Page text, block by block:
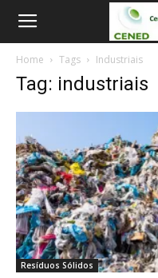
Home Tags Industriais
Tag: industriais
Resíduos Sólidos